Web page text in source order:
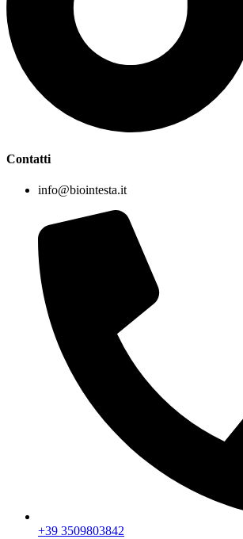
Contatti
info@biointesta.it
+39 3509803842